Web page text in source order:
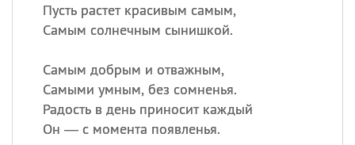
Пусть растет красивым самым,
Самым солнечным сынишкой.
Самым добрым и отважным,
Самыми умным, без сомненья.
Радость в день приносит каждый
Он — с момента появленья.